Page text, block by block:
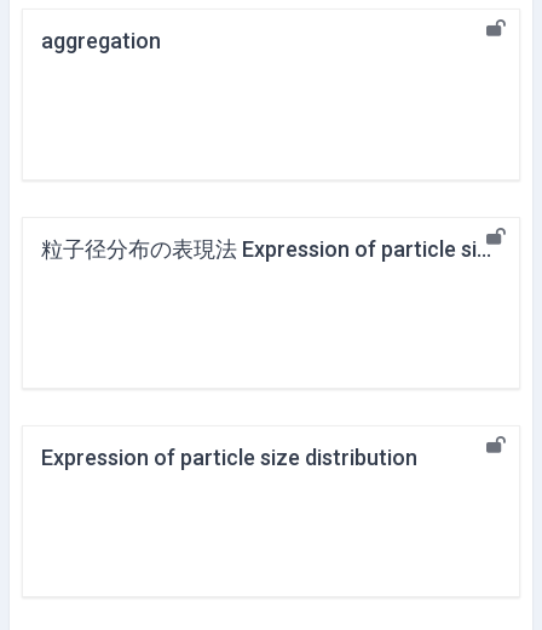
aggregation
粒子径分布の表現法 Expression of particle size distribution
Expression of particle size distribution